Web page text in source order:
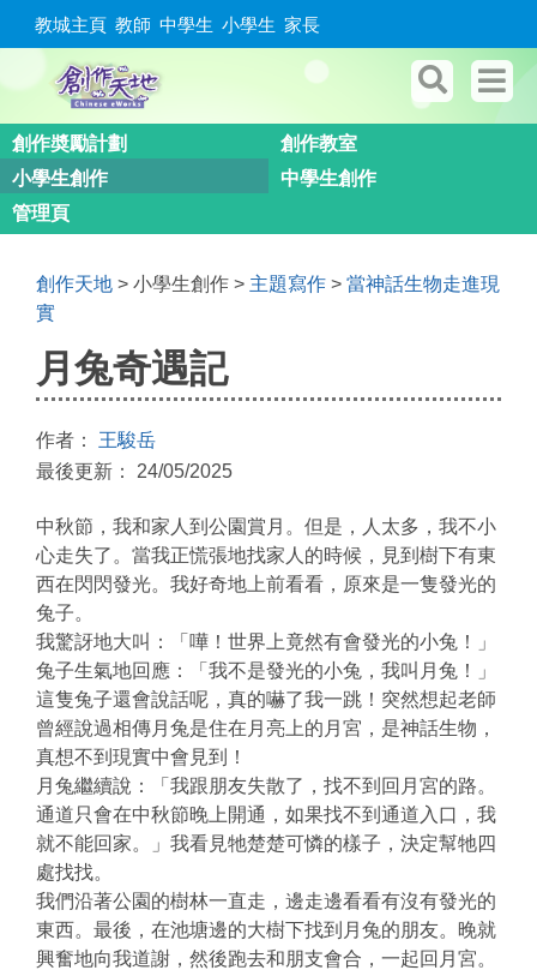
教城主頁 教師 中學生 小學生 家長
創作奬勵計劃
創作教室
小學生創作
中學生創作
管理頁
創作天地 > 小學生創作 > 主題寫作 > 當神話生物走進現
實
月兔奇遇記
作者： 王駿岳
最後更新： 24/05/2025
中秋節，我和家人到公園賞月。但是，人太多，我不小
心走失了。當我正慌張地找家人的時候，見到樹下有東
西在閃閃發光。我好奇地上前看看，原來是一隻發光的
兔子。
我驚訝地大叫：「嘩！世界上竟然有會發光的小兔！」
兔子生氣地回應：「我不是發光的小兔，我叫月兔！」
這隻兔子還會說話呢，真的嚇了我一跳！突然想起老師
曾經說過相傳月兔是住在月亮上的月宮，是神話生物，
真想不到現實中會見到！
月兔繼續說：「我跟朋友失散了，找不到回月宮的路。
通道只會在中秋節晚上開通，如果找不到通道入口，我
就不能回家。」我看見牠楚楚可憐的樣子，決定幫牠四
處找找。
我們沿著公園的樹林一直走，邊走邊看看有沒有發光的
東西。最後，在池塘邊的大樹下找到月兔的朋友。晚就
興奮地向我道謝，然後跑去和朋支會合，一起回月宮。